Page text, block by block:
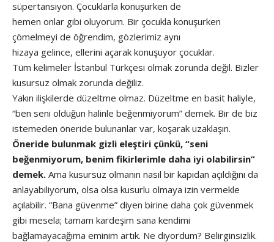
süpertansiyon. Çocuklarla konuşurken de
hemen onlar gibi oluyorum. Bir çocukla konuşurken
çömelmeyi de öğrendim, gözlerimiz aynı
hizaya gelince, ellerini açarak konuşuyor çocuklar.
Tüm kelimeler İstanbul Türkçesi olmak zorunda değil. Bizler
kusursuz olmak zorunda değiliz.
Yakın ilişkilerde düzeltme olmaz. Düzeltme en basit haliyle,
“ben seni olduğun halinle beğenmiyorum” demek. Bir de biz
istemeden öneride bulunanlar var, koşarak uzaklaşın.
Öneride bulunmak gizli eleştiri çünkü, “seni
beğenmiyorum, benim fikirlerimle daha iyi olabilirsin”
demek. Ama kusursuz olmanın nasıl bir kapıdan açıldığını da
anlayabiliyorum, olsa olsa kusurlu olmaya izin vermekle
açılabilir. “Bana güvenme” diyen birine daha çok güvenmek
gibi mesela; tamam kardeşim sana kendimi
bağlamayacağıma eminim artık. Ne diyordum? Belirginsizlik.